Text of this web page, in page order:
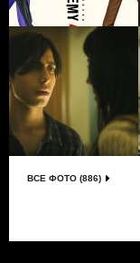
ВСЕ ФОТО (886)